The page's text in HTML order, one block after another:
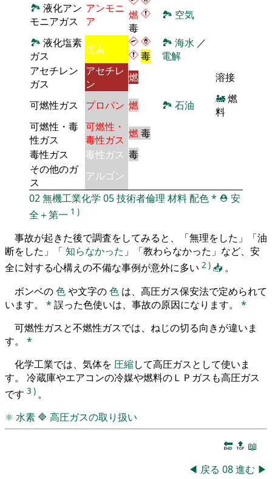
🏞 液化アン
モニアガス
アンモニ
ア
燃
毒
🏞 空気
🏞 液化塩素
ガス
塩素 毒
🏞 海水 ／
電解
アセチレン
ガス
アセチレ
ン
燃 溶接
可燃性ガス プロパン 燃 🏞 石油 🚂燃
料
可燃性・毒
性ガス
可燃性・
毒性ガス 燃毒
毒性ガス
毒性ガス 毒
その他のガ
ス
アルゴン
02無機工業化学 05技術者倫理 材料配色* ⛑️ 安
全＋第一 1 )
事故が起きた後で調査をしてみると、「無理をした」「油
断をした」「 知らなかった 」「教わらなかった」など、安
全に対する心構えの不備な事例が意外に多い 2 ) 📥 。
ボンベの色や文字の色 は、高圧ガス保安法で定められて
います。 * 誤った色使いは、事故の原因になります。 *
可燃性ガスと不燃性ガスでは、ねじの切る向きが違いま
す。 *
化学工業では、気体を 圧縮して高圧ガスとして使いま
す。 冷蔵庫やエアコンの冷媒や燃料のＬＰガスも高圧ガス
です 3 ) 。
⚛ 水素 🔷 高圧ガスの取り扱い
🔚 🔝 📖
◀ 戻る 08進む ▶